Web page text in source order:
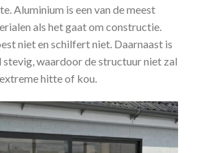
Aluminium is een van de meest
als het gaat om constructie.
niet en schilfert niet. Daarnaast is
waardoor de structuur niet zal
hitte of kou.